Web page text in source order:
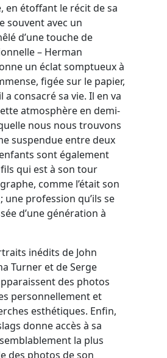
en étoffant le récit de sa
souvent avec un
d’une touche de
– Herman
un éclat somptueux à
figée sur le papier,
a consacré sa vie. Il en va
atmosphère en demi-
nous nous trouvons
suspendue entre deux
sont également
qui est à son tour
comme l’était son
une profession qu’ils se
d’une génération à
inédits de John
Turner et de Serge
des photos
personnellement et
esthétiques. Enfin,
donne accès à sa
la plus
des photos de son